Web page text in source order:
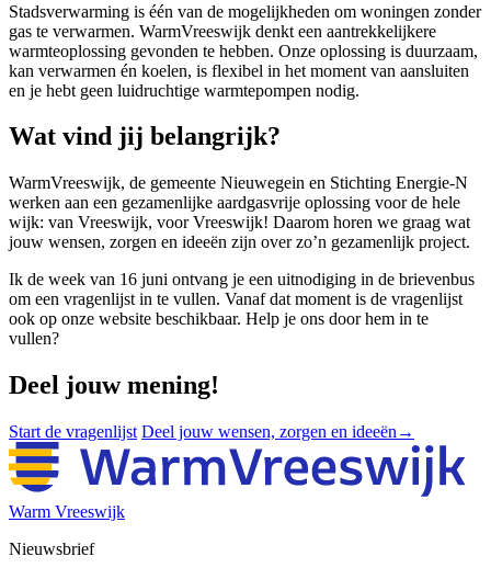
Stadsverwarming is één van de mogelijkheden om woningen zonder
gas te verwarmen. WarmVreeswijk denkt een aantrekkelijkere
warmteoplossing gevonden te hebben. Onze oplossing is duurzaam,
kan verwarmen én koelen, is flexibel in het moment van aansluiten
en je hebt geen luidruchtige warmtepompen nodig.
Wat vind jij belangrijk?
WarmVreeswijk, de gemeente Nieuwegein en Stichting Energie-N
werken aan een gezamenlijke aardgasvrije oplossing voor de hele
wijk: van Vreeswijk, voor Vreeswijk! Daarom horen we graag wat
jouw wensen, zorgen en ideeën zijn over zo’n gezamenlijk project.
Ik de week van 16 juni ontvang je een uitnodiging in de brievenbus
om een vragenlijst in te vullen. Vanaf dat moment is de vragenlijst
ook op onze website beschikbaar. Help je ons door hem in te
vullen?
Deel jouw mening!
Start de vragenlijst Deel jouw wensen, zorgen en ideeën →
Warm Vreeswijk
Nieuwsbrief